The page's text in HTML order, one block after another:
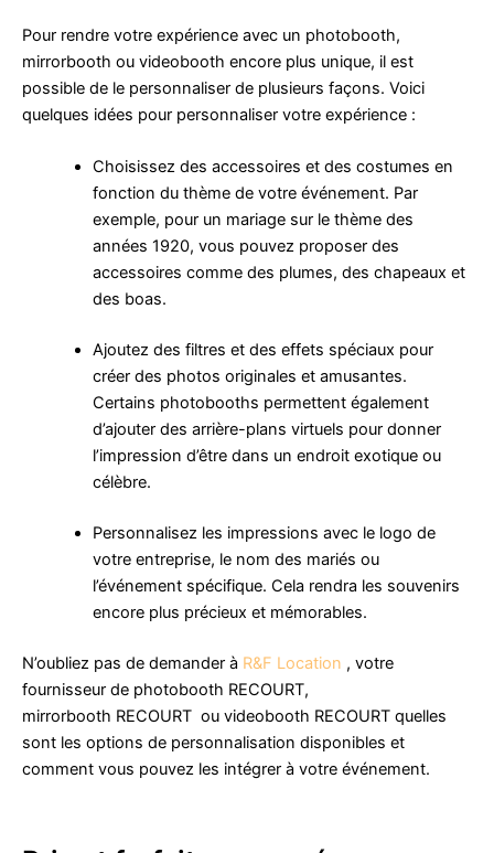
Pour rendre votre expérience avec un photobooth,
mirrorbooth ou videobooth encore plus unique, il est
possible de le personnaliser de plusieurs façons. Voici
quelques idées pour personnaliser votre expérience :
Choisissez des accessoires et des costumes en
fonction du thème de votre événement. Par
exemple, pour un mariage sur le thème des
années 1920, vous pouvez proposer des
accessoires comme des plumes, des chapeaux et
des boas.
Ajoutez des filtres et des effets spéciaux pour
créer des photos originales et amusantes.
Certains photobooths permettent également
d’ajouter des arrière-plans virtuels pour donner
l’impression d’être dans un endroit exotique ou
célèbre.
Personnalisez les impressions avec le logo de
votre entreprise, le nom des mariés ou
l’événement spécifique. Cela rendra les souvenirs
encore plus précieux et mémorables.
N’oubliez pas de demander à R&F Location , votre
fournisseur de photobooth RECOURT,
mirrorbooth RECOURT ou videobooth RECOURT quelles
sont les options de personnalisation disponibles et
comment vous pouvez les intégrer à votre événement.